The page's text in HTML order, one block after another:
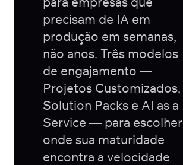
precisam de IA em
produção em semanas,
não anos. Três modelos
de engajamento —
Projetos Customizados,
Solution Packs e AI as a
Service — para escolher
onde sua maturidade
encontra a velocidade